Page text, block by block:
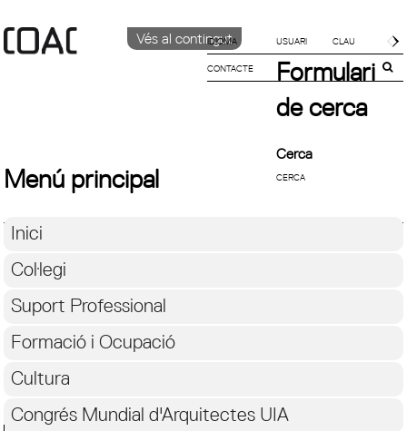
Vés al contingut
IDIOMA
CATALÀ
CONTACTE
Formulari
de cerca
Cerca
Menú principal
Inici
Col·legi
Suport Professional
Formació i Ocupació
Cultura
Congrés Mundial d'Arquitectes UIA